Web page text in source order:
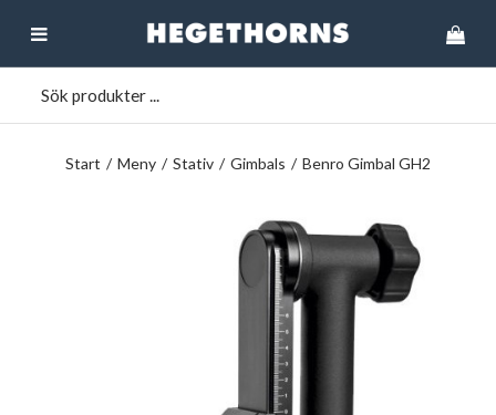
Start / Meny / Stativ / Gimbals / Benro Gimbal GH2